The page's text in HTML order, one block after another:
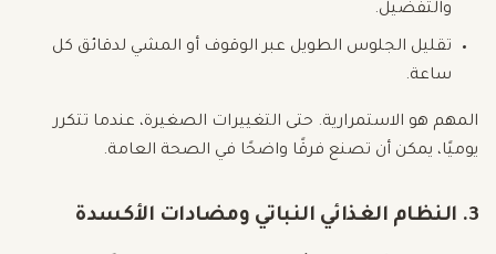
والتفضيل.
تقليل الجلوس الطويل عبر الوقوف أو المشي لدقائق كل
ساعة.
المهم هو الاستمرارية. حتى التغييرات الصغيرة، عندما تتكرر
يوميًا، يمكن أن تصنع فرقًا واضحًا في الصحة العامة.
3. النظام الغذائي النباتي ومضادات الأكسدة